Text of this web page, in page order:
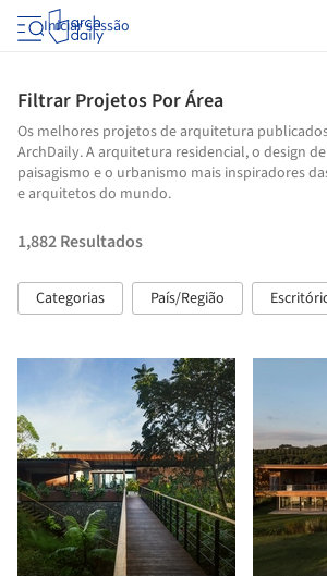
Iniciar sessão
Filtrar Projetos Por Área
Os melhores projetos de arquitetura
ArchDaily. A arquitetura residencial, o design
paisagismo e o urbanismo mais inspiradores
e arquitetos do mundo.
1,882Resultados
Categorias País/Região